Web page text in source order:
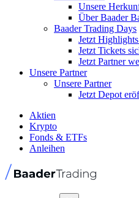
Unsere
Über Baader
Baader Trading Days
Jetzt
Jetzt Tickets
Jetzt Partner
Unsere Partner
Unsere Partner
Jetzt Depot
Aktien
Krypto
Fonds & ETFs
Anleihen